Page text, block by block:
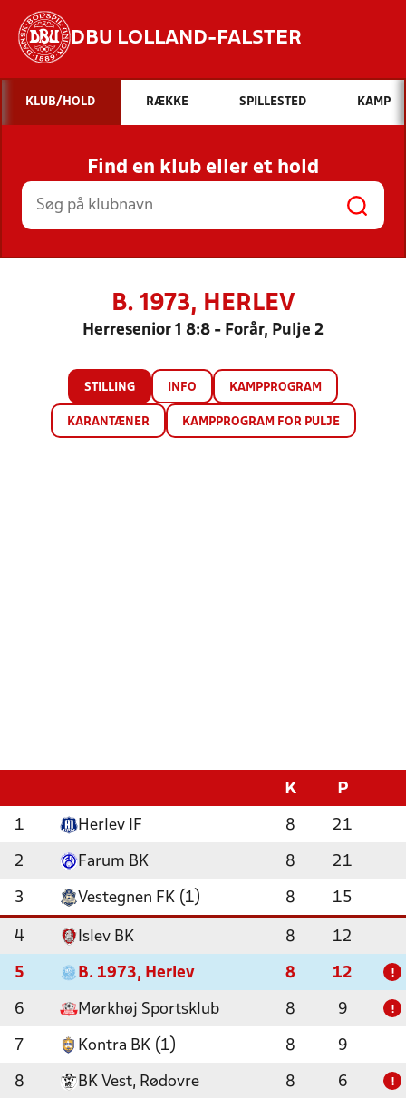
DBU LOLLAND-FALSTER
Hvad vil du søge efter?
INDHOLD OG NYHEDER
STILLINGER, RESULTATER, KLUBBER OG
HOLD
KLUB/HOLD RÆKKE SPILLESTED KAMP
Find en klub eller et hold
B. 1973, HERLEV
Herresenior 1 8:8 - Forår, Pulje 2
STILLING INFO KAMPPROGRAM
KARANTÆNER KAMPPROGRAM FOR PULJE
K P
1 Herlev IF 8 21
2 Farum BK 8 21
3 Vestegnen FK (1) 8 15
4 Islev BK 8 12
5 B. 1973, Herlev 8 12 !
6 Mørkhøj Sportsklub 8 9 !
7 Kontra BK (1) 8 9
8 BK Vest, Rødovre 8 6 !